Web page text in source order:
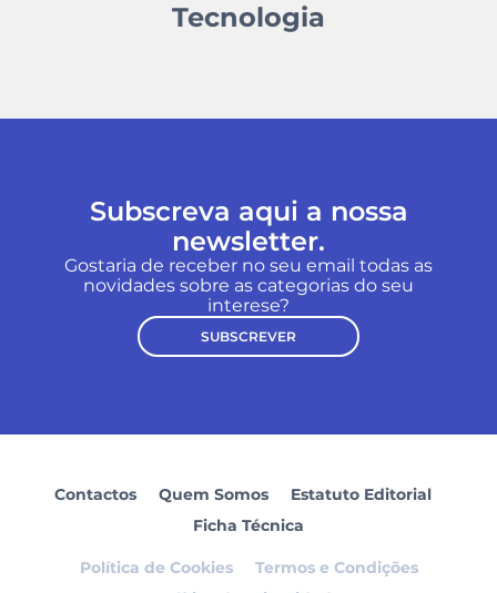
Tecnologia
Subscreva aqui a nossa
newsletter.
Gostaria de receber no seu email todas as
novidades sobre as categorias do seu
interese?
SUBSCREVER
Contactos Quem Somos
Estatuto Editorial
Ficha Técnica
Política de Cookies
Termos e Condições